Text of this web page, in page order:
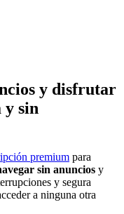
y disfrutar
y sin
premium para
sin anuncios y
y segura
a ninguna otra